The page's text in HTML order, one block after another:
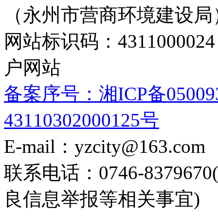
（永州市营商环境建设局
网站标识码：
户网站
备案序号：湘ICP备
43110302000125号
E-mail：yzcity@163.com
联系电话：0746-
良信息举报等相关事宜)